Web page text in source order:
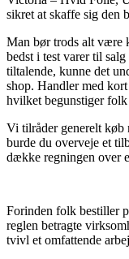
sikret at skaffe sig den
Man bør trods alt være
bedst i test varer til
tiltalende, kunne det
shop. Handler med
hvilket begunstiger
Vi tilråder generelt køb
burde du overveje et
dække regningen over
Forinden folk bestiller
reglen betragte
tvivl et omfattende